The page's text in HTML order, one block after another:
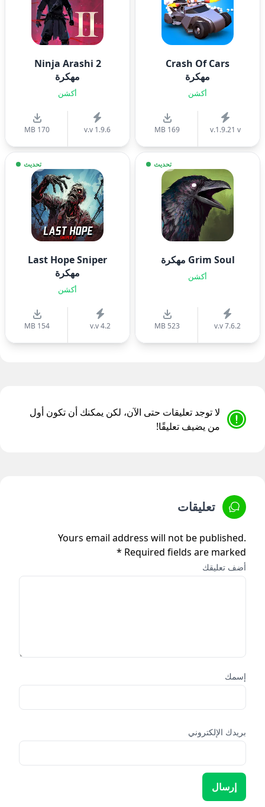
Crash Of Cars
مهكرة
أكشن
v.1.9.21 v
169 MB
Ninja Arashi 2
مهكرة
أكشن
v.v 1.9.6
170 MB
تحديث
Grim Soul مهكرة
أكشن
v.v 7.6.2
523 MB
تحديث
Last Hope Sniper
مهكرة
أكشن
v.v 4.2
154 MB
لا توجد تعليقات حتى الآن، لكن يمكنك أن تكون أول
من يضيف تعليقًا!
تعليقات
Yours email address will not be published.
Required fields are marked *
أضف تعليقك
إسمك
بريدك الإلكتروني
إرسال